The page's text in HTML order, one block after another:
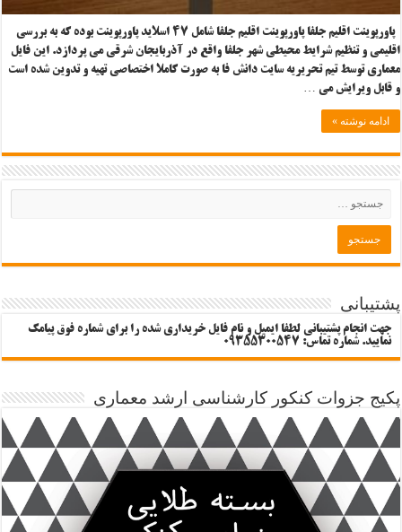
پاورپوینت اقلیم جلفا پاورپوینت اقلیم جلفا شامل ۴۷ اسلاید پاورپوینت بوده که به بررسی
اقلیمی و تنظیم شرایط محیطی شهر جلفا واقع در آذربایجان شرقی می پردازد. این فایل
معماری توسط تیم تحریریه سایت دانش فا به صورت کاملا اختصاصی تهیه و تدوین شده است
و قابل ویرایش می …
ادامه نوشته »
پشتیبانی
جهت انجام پشتیبانی لطفا ایمیل و نام فایل خریداری شده را برای شماره فوق پیامک
نمایید. شماره تماس: 09355300547
پکیج جزوات کنکور کارشناسی ارشد معماری